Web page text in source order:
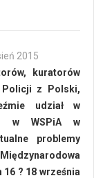
2015
kuratorów
Policji z Polski,
udział w
w WSPiA w
problemy
? 18 września